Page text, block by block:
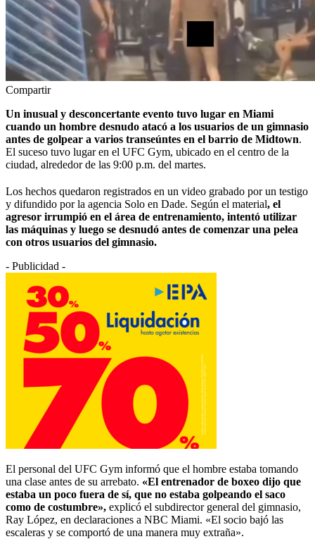
Compartir
Un inusual y desconcertante evento tuvo lugar en Miami
cuando un hombre desnudo atacó a los usuarios de un gimnasio
antes de golpear a varios transeúntes en el barrio de Midtown.
El suceso tuvo lugar en el UFC Gym, ubicado en el centro de la
ciudad, alrededor de las 9:00 p.m. del martes.
Los hechos quedaron registrados en un video grabado por un testigo
y difundido por la agencia Solo en Dade. Según el material, el
agresor irrumpió en el área de entrenamiento, intentó utilizar
las máquinas y luego se desnudó antes de comenzar una pelea
con otros usuarios del gimnasio.
- Publicidad -
El personal del UFC Gym informó que el hombre estaba tomando
una clase antes de su arrebato. «El entrenador de boxeo dijo que
estaba un poco fuera de sí, que no estaba golpeando el saco
como de costumbre», explicó el subdirector general del gimnasio,
Ray López, en declaraciones a NBC Miami. «El socio bajó las
escaleras y se comportó de una manera muy extraña».